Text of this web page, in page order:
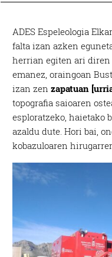
ADES Espeleologia
falta izan azken
herrian egiten ari
emanez, oraingoan
izan zenzapatuan
topografia saioaren
esploratzeko, haietako
azaldu dute. Hori bai,
kobazuloaren